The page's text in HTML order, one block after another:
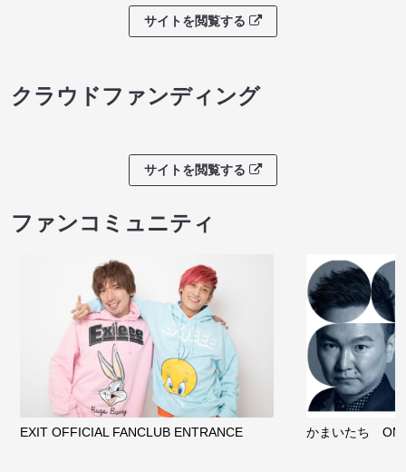
サイトを閲覧する
クラウドファンディング
サイトを閲覧する
ファンコミュニティ
EXIT OFFICIAL FANCLUB ENTRANCE かまいたち